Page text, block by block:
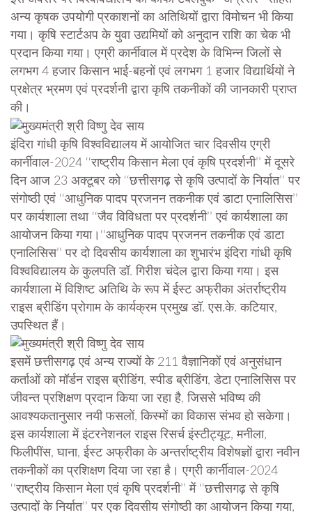
अन्य कृषक उपयोगी प्रकाशनों का अतिथियों द्वारा विमोचन भी किया
गया। कृषि स्टार्टअप के युवा उद्यमियों को अनुदान राशि का चेक भी
प्रदान किया गया। एग्री कार्नीवाल में प्रदेश के विभिन्न जिलों से
लगभग 4 हजार किसान भाई-बहनों एवं लगभग 1 हजार विद्यार्थियों ने
प्रक्षेत्र भ्रमण एवं प्रदर्शनी द्वारा कृषि तकनीकों की जानकारी प्राप्त
की।
इंदिरा गांधी कृषि विश्वविद्यालय में आयोजित चार दिवसीय एग्री
कार्नीवाल-2024 ‘‘राष्ट्रीय किसान मेला एवं कृषि प्रदर्शनी’’ में दूसरे
दिन आज 23 अक्टूबर को ‘‘छत्तीसगढ़ से कृषि उत्पादों के निर्यात’’ पर
संगोष्ठी एवं ‘‘आधुनिक पादप प्रजनन तकनीक एवं डाटा एनालिसिस’’
पर कार्यशाला तथा ‘‘जैव विविधता पर प्रदर्शनी’’ एवं कार्यशाला का
आयोजन किया गया।‘‘आधुनिक पादप प्रजनन तकनीक एवं डाटा
एनालिसिस’’ पर दो दिवसीय कार्यशाला का शुभारंभ इंदिरा गांधी कृषि
विश्वविद्यालय के कुलपति डॉ. गिरीश चंदेल द्वारा किया गया। इस
कार्यशाला में विशिष्ट अतिथि के रूप में ईस्ट अफ्रीका अंतर्राष्ट्रीय
राइस ब्रीडिंग प्रोगाम के कार्यक्रम प्रमुख डॉ. एस.के. कटियार,
उपस्थित हैं।
इसमें छत्तीसगढ़ एवं अन्य राज्यों के 211 वैज्ञानिकों एवं अनुसंधान
कर्ताओं को मॉर्डन राइस ब्रीडिंग, स्पीड ब्रीडिंग, डेटा एनालिसिस पर
जीवन्त प्रशिक्षण प्रदान किया जा रहा है, जिससे भविष्य की
आवश्यकतानुसार नयी फसलों, किस्मों का विकास संभव हो सकेगा।
इस कार्यशाला में इंटरनेशनल राइस रिसर्च इंस्टीट्यूट, मनीला,
फिलीपींस, घाना, ईस्ट अफ्रीका के अन्तर्राष्ट्रीय विशेषज्ञों द्वारा नवीन
तकनीकों का प्रशिक्षण दिया जा रहा है। एग्री कार्नीवाल-2024
‘‘राष्ट्रीय किसान मेला एवं कृषि प्रदर्शनी’’ में ‘‘छत्तीसगढ़ से कृषि
उत्पादों के निर्यात’’ पर एक दिवसीय संगोष्ठी का आयोजन किया गया,